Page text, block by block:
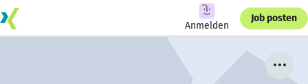
Anmelden
Job posten